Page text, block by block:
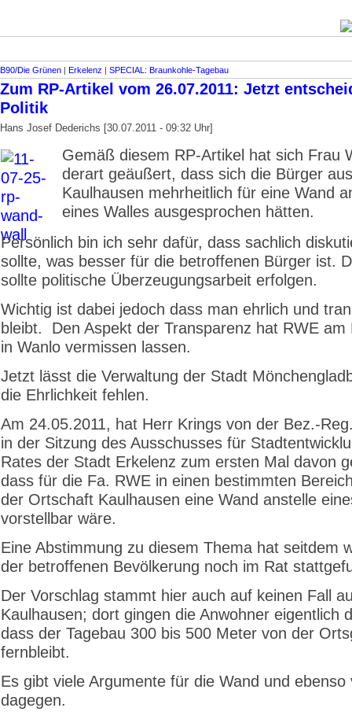
B90/Die Grünen | Erkelenz | SPECIAL: Braunkohle-Tagebau
Zum RP-Artikel vom 26.07.2011: Jetzt
Politik
Hans Josef Dederichs [30.07.2011 - 09:32 Uhr]
Gemäß diesem RP-Artikel hat sich Frau
derart geäußert, dass sich die Bürger aus
Kaulhausen mehrheitlich für eine Wand
eines Walles ausgesprochen hätten.
Persönlich bin ich sehr dafür, dass sachlich
sollte, was besser für die betroffenen Bürger ist.
sollte politische Überzeugungsarbeit erfolgen.
Wichtig ist dabei jedoch dass man ehrlich und
bleibt. Den Aspekt der Transparenz hat RWE am
in Wanlo vermissen lassen.
Jetzt lässt die Verwaltung der Stadt
die Ehrlichkeit fehlen.
Am 24.05.2011, hat Herr Krings von der Bez.-
in der Sitzung des Ausschusses für
Rates der Stadt Erkelenz zum ersten Mal davon
dass für die Fa. RWE in einen bestimmten
der Ortschaft Kaulhausen eine Wand anstelle
vorstellbar wäre.
Eine Abstimmung zu diesem Thema hat seitdem
der betroffenen Bevölkerung noch im Rat
Der Vorschlag stammt hier auch auf keinen Fall
Kaulhausen; dort gingen die Anwohner eigentlich
dass der Tagebau 300 bis 500 Meter von der
fernbleibt.
Es gibt viele Argumente für die Wand und ebenso
dagegen.